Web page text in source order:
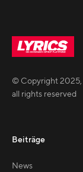
© Copyright2025,
all rights reserved
Beiträge
News